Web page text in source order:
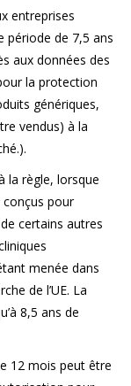
entreprises
période de 7,5 ans
aux données des
la protection
génériques,
vendus) à la
la règle, lorsque
pour
certains autres
menée dans
de l’UE. La
8,5 ans de
12 mois peut être